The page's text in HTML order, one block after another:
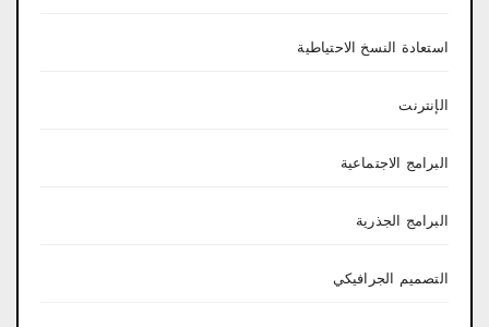
استعادة النسخ الاحتياطية
الإنترنت
البرامج الاجتماعية
البرامج الجذرية
التصميم الجرافيكي